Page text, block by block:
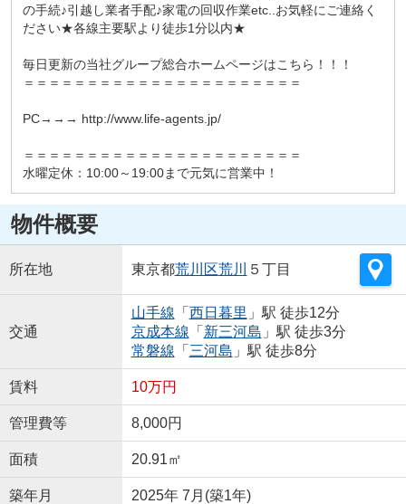
の手続♪引越し業者手配♪家電の回収作業etc..お気軽にご連絡く
ださい★各線主要駅より徒歩1分以内★
毎日更新の当社グループ総合ホームページはこちら！！！
＝＝＝＝＝＝＝＝＝＝＝＝＝＝＝＝＝＝＝＝＝＝
PC→→→ http://www.life-agents.jp/
＝＝＝＝＝＝＝＝＝＝＝＝＝＝＝＝＝＝＝＝＝＝
水曜定休：10:00～19:00まで元気に営業中！
物件概要
所在地 東京都荒川区荒川 ５丁目
交通
山手線 「 西日暮里 」駅 徒歩12分
京成本線 「 新三河島 」駅 徒歩3分
常磐線 「 三河島 」駅 徒歩8分
賃料 10万円
管理費等 8,000円
面積 20.91㎡
築年月 2025年 7月(築1年)